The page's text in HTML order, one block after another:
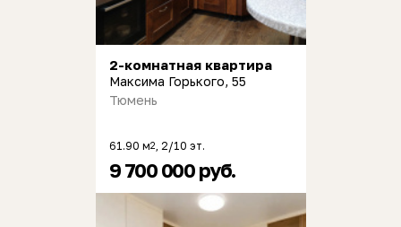
2-комнатная квартира
Максима Горького, 55
Тюмень
61.90 м2 , 2/10 эт.
9 700 000 руб.